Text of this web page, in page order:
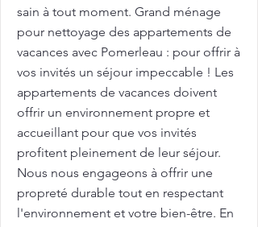
sain à tout moment. Grand ménage
pour nettoyage des appartements de
vacances avec Pomerleau : pour offrir à
vos invités un séjour impeccable ! Les
appartements de vacances doivent
offrir un environnement propre et
accueillant pour que vos invités
profitent pleinement de leur séjour.
Nous nous engageons à offrir une
propreté durable tout en respectant
l'environnement et votre bien-être. En